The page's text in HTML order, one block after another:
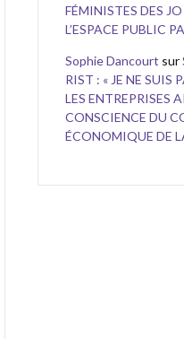
FÉMINISTES DES
L’ESPACE PUBLIC
Sophie Dancourt sur
RIST : « JE NE SUIS
LES ENTREPRISES
CONSCIENCE DU
ÉCONOMIQUE DE